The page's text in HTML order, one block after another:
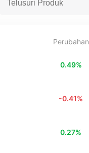
Perubahan
0.49%
-0.41%
0.27%